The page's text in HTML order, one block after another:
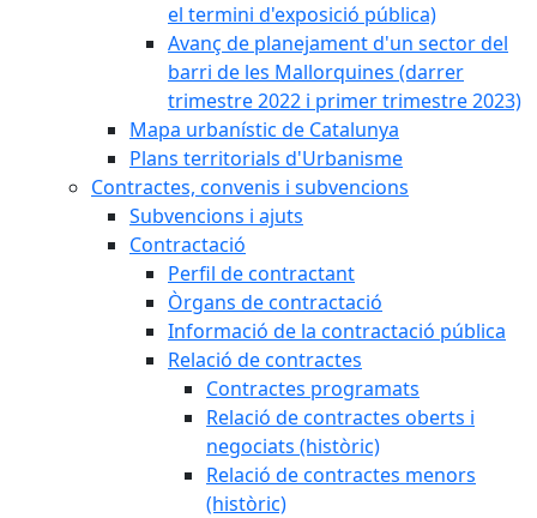
el termini d'exposició pública)
Avanç de planejament d'un sector del
barri de les Mallorquines (darrer
trimestre 2022 i primer trimestre 2023)
Mapa urbanístic de Catalunya
Plans territorials d'Urbanisme
Contractes, convenis i subvencions
Subvencions i ajuts
Contractació
Perfil de contractant
Òrgans de contractació
Informació de la contractació pública
Relació de contractes
Contractes programats
Relació de contractes oberts i
negociats (històric)
Relació de contractes menors
(històric)